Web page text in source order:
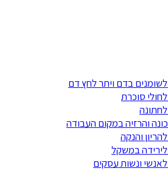
בדם ויתר לחץ דם
סוכרת
והרזיה במקום העבודה
והנקה
במשקל
ונשות עסקים